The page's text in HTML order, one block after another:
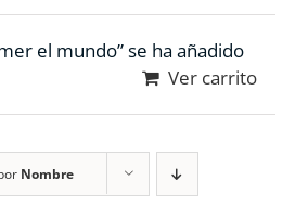
el mundo” se ha añadido
Ver carrito
Nombre